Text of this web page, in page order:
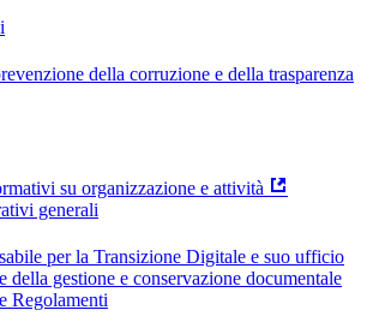
della corruzione e della trasparenza
su organizzazione e attività
generali
per la Transizione Digitale e suo ufficio
della gestione e conservazione documentale
Regolamenti